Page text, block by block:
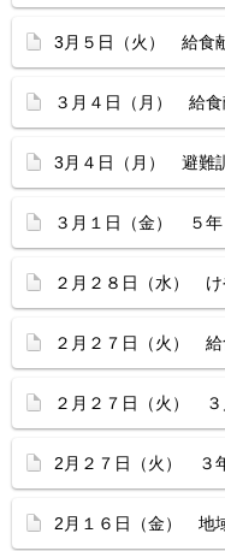
3月５日（火） 給食
３月４日（月） 給食
3月４日（月） 避難
３月１日（金） ５
２月２８日（水） け
２月２７日（火） 給
２月２７日（火） ３
2月２７日（火） ３
2月１６日（金） 地